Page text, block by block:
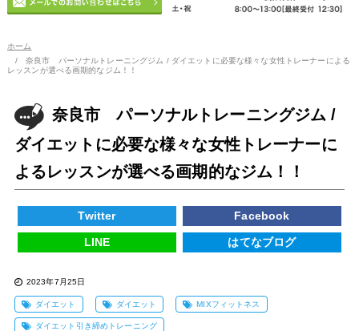
ホーム
奈良市 パーソナルトレーニングジム / ダイエットに必要な様々な女性トレーナーによる
レッスンが選べる画期的なジム！！
奈良市 パーソナルトレーニングジム /
ダイエットに必要な様々な女性トレーナーに
よるレッスンが選べる画期的なジム！！
Twitter Facebook
LINE はてなブログ
2023年7月25日
ダイエット ダイエット MIXフィットネス
ダイエット引き締めトレーニング